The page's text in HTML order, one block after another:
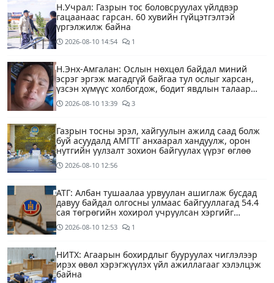
Н.Учрал: Газрын тос боловсруулах үйлдвэр
гацаанаас гарсан. 60 хувийн гүйцэтгэлтэй
үргэлжилж байна
2026-08-10 14:54 1
Н.Энх-Амгалан: Ослын нөхцөл байдал миний
эсрэг эргэж магадгүй байгаа тул ослыг харсан,
үзсэн хүмүүс холбогдож, бодит явдлын талаар
ярьж өгч тусална уу
2026-08-10 13:39 3
Газрын тосны эрэл, хайгуулын ажилд саад болж
буй асуудалд АМГТГ анхаарал хандуулж, орон
нутгийн уулзалт зохион байгуулах үүрэг өглөө
2026-08-10 12:56
АТГ: Албан тушаалаа урвуулан ашиглаж бусдад
давуу байдал олгосны улмаас байгууллагад 54.4
сая төгрөгийн хохирол учруулсан хэргийг
прокурорт шилжүүллээ
2026-08-10 12:53 1
НИТХ: Агаарын бохирдлыг бууруулах чиглэлээр
ирэх өвөл хэрэгжүүлэх үйл ажиллагааг хэлэлцэж
байна